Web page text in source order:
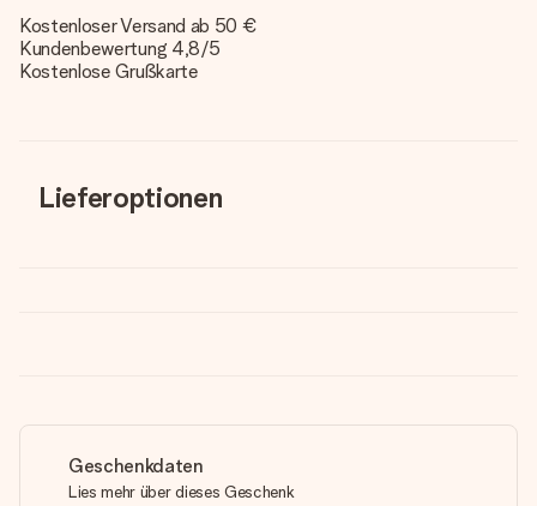
Kostenloser Versand ab 50 €
Kundenbewertung 4,8/5
Kostenlose Grußkarte
Lieferoptionen
Geschenkdaten
Lies mehr über dieses Geschenk